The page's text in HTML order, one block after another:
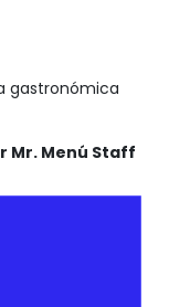
gastronómica
Mr. Menú Staff